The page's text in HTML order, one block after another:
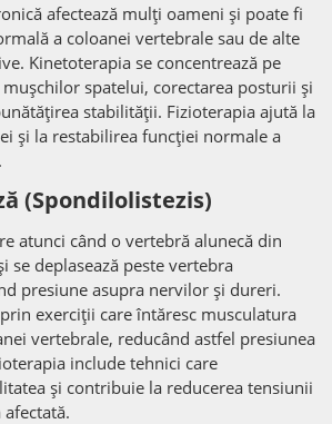
afectează mulți oameni și poate fi
a coloanei vertebrale sau de alte
Kinetoterapia se concentrează pe
spatelui, corectarea posturii și
stabilității. Fizioterapia ajută la
și la restabilirea funcției normale a
(Spondilolistezis)
atunci când o vertebră alunecă din
se deplasează peste vertebra
presiune asupra nervilor și dureri.
exerciții care întăresc musculatura
vertebrale, reducând astfel presiunea
include tehnici care
și contribuie la reducerea tensiunii